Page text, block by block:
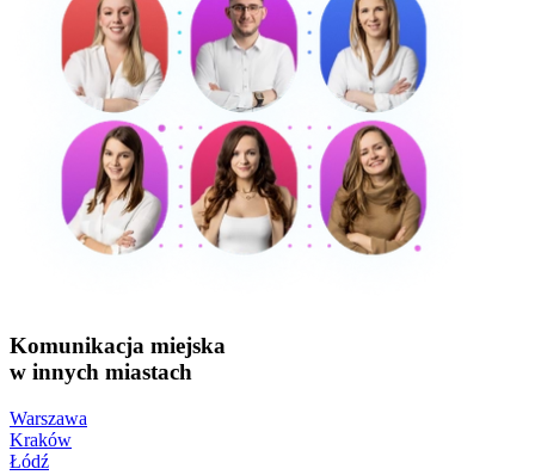
Komunikacja miejska
w innych miastach
Warszawa
Kraków
Łódź